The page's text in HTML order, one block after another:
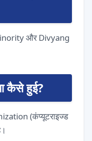
और Divyang
कैसे हुई?
(कंप्यूटराइज्ड